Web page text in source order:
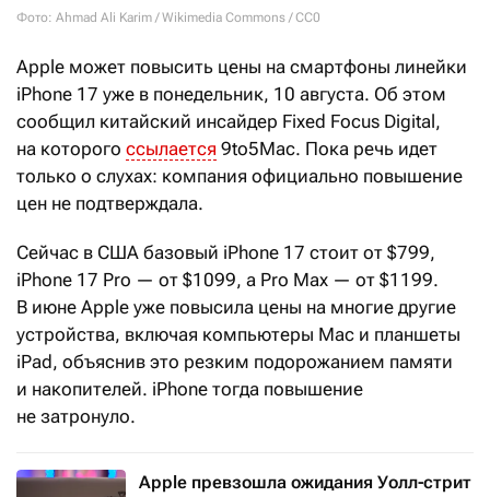
Фото: Ahmad Ali Karim / Wikimedia Commons / CC0
Apple может повысить цены на смартфоны линейки
iPhone 17 уже в понедельник, 10 августа. Об этом
сообщил китайский инсайдер Fixed Focus Digital,
на которого ссылается 9to5Mac. Пока речь идет
только о слухах: компания официально повышение
цен не подтверждала.
Сейчас в США базовый iPhone 17 стоит от $799,
iPhone 17 Pro — от $1099, а Pro Max — от $1199.
В июне Apple уже повысила цены на многие другие
устройства, включая компьютеры Mac и планшеты
iPad, объяснив это резким подорожанием памяти
и накопителей. iPhone тогда повышение
не затронуло.
Apple превзошла ожидания Уолл-стрит